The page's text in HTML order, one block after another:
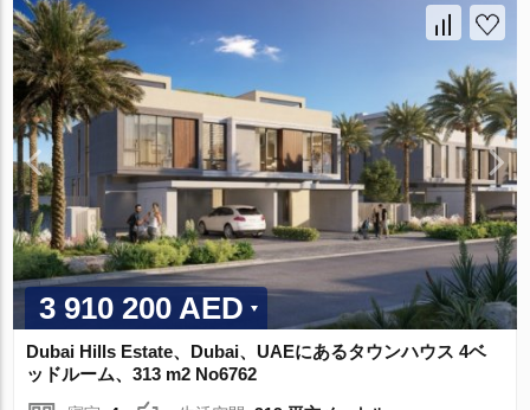
3 910 200 AED
Dubai Hills Estate、Dubai、UAEにあるタウンハウス 4ベ
ッドルーム、313 m2 No6762